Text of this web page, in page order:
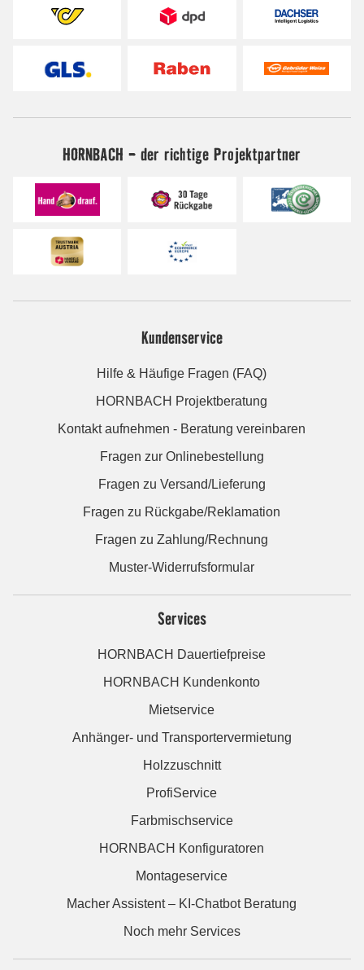
HORNBACH - der richtige Projektpartner
Kundenservice
Hilfe & Häufige Fragen (FAQ)
HORNBACH Projektberatung
Kontakt aufnehmen - Beratung vereinbaren
Fragen zur Onlinebestellung
Fragen zu Versand/Lieferung
Fragen zu Rückgabe/Reklamation
Fragen zu Zahlung/Rechnung
Muster-Widerrufsformular
Services
HORNBACH Dauertiefpreise
HORNBACH Kundenkonto
Mietservice
Anhänger- und Transportervermietung
Holzzuschnitt
ProfiService
Farbmischservice
HORNBACH Konfiguratoren
Montageservice
Macher Assistent – KI-Chatbot Beratung
Noch mehr Services